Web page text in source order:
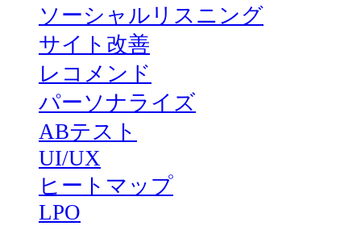
ソーシャルリスニング
サイト改善
レコメンド
パーソナライズ
ABテスト
UI/UX
ヒートマップ
LPO